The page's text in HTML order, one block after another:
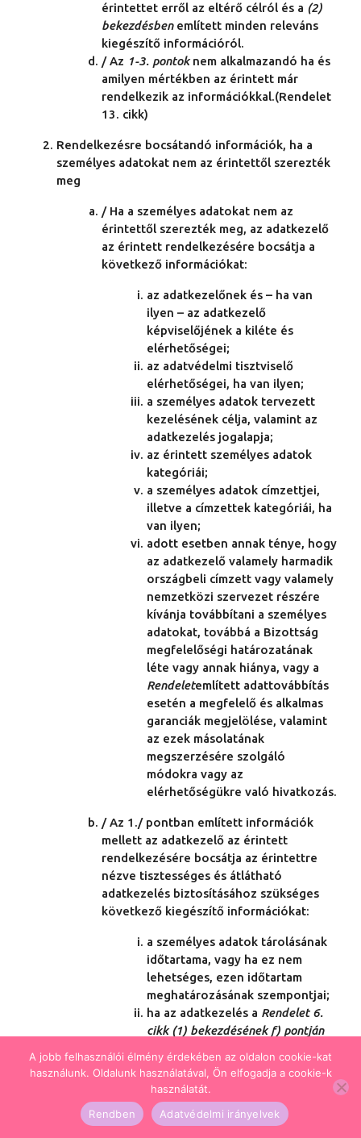
érintettet erről az eltérő célról és a (2)
bekezdésben említett minden releváns
kiegészítő információról.
/ Az 1-3. pontoknem alkalmazandó ha és
amilyen mértékben az érintett már
rendelkezik az információkkal.(Rendelet
13. cikk)
Rendelkezésre bocsátandó információk, ha a
személyes adatokat nem az érintettől szerezték
meg
/ Ha a személyes adatokat nem az
érintettől szerezték meg, az adatkezelő
az érintett rendelkezésére bocsátja a
következő információkat:
az adatkezelőnek és – ha van
ilyen – az adatkezelő
képviselőjének a kiléte és
elérhetőségei;
az adatvédelmi tisztviselő
elérhetőségei, ha van ilyen;
a személyes adatok tervezett
kezelésének célja, valamint az
adatkezelés jogalapja;
az érintett személyes adatok
kategóriái;
a személyes adatok címzettjei,
illetve a címzettek kategóriái, ha
van ilyen;
adott esetben annak ténye, hogy
az adatkezelő valamely harmadik
országbeli címzett vagy valamely
nemzetközi szervezet részére
kívánja továbbítani a személyes
adatokat, továbbá a Bizottság
megfelelőségi határozatának
léte vagy annak hiánya, vagy a
Rendeletemlített adattovábbítás
esetén a megfelelő és alkalmas
garanciák megjelölése, valamint
az ezek másolatának
megszerzésére szolgáló
módokra vagy az
elérhetőségükre való hivatkozás.
/ Az 1./ pontban említett információk
mellett az adatkezelő az érintett
rendelkezésére bocsátja az érintettre
nézve tisztességes és átlátható
adatkezelés biztosításához szükséges
következő kiegészítő információkat:
a személyes adatok tárolásának
időtartama, vagy ha ez nem
lehetséges, ezen időtartam
meghatározásának szempontjai;
ha az adatkezelés a Rendelet 6.
cikk (1) bekezdésének f) pontján
adatkezelő vagy harmadik fél
jogos érdekeiről;
az érintett azon joga, hogy
kérelmezheti az adatkezelőtől a
A jobb felhasználói élmény érdekében az oldalon cookie-kat
használunk. Oldalunk használatával, Ön elfogadja a cookie-k
használatát.
Rendben
Adatvédelmi irányelvek